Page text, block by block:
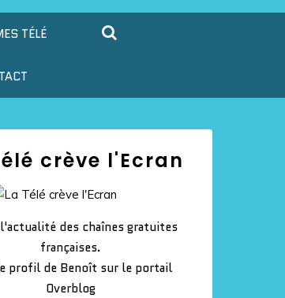
TÉLÉ
crève l'Ecran
des chaînes gratuites
françaises.
profil de Benoît sur le portail
Overblog